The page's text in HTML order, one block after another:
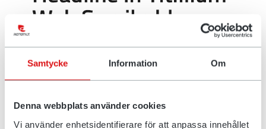
Samtycke Information Om
Denna webbplats använder cookies
Vi använder enhetsidentifierare för att anpassa innehållet
Czcionki